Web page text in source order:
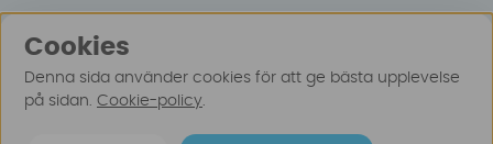
Cookies
Denna sida använder cookies för att ge bästa upplevelse
på sidan. Cookie-policy.